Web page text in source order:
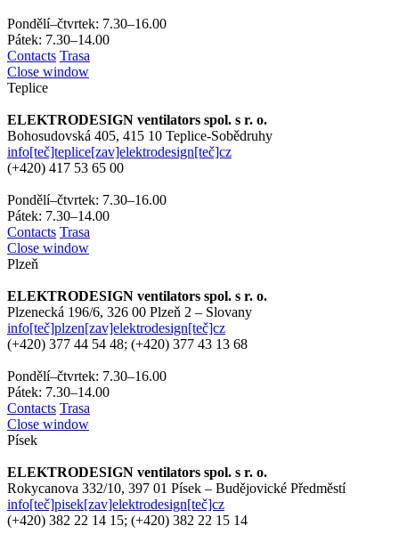
Pondělí–čtvrtek: 7.30–16.00
Pátek: 7.30–14.00
Contacts Trasa
Close window
Teplice
ELEKTRODESIGN ventilators spol. s r. o.
Bohosudovská 405, 415 10 Teplice-Sobědruhy
info[teč]teplice[zav]elektrodesign[teč]cz
(+420) 417 53 65 00
Pondělí–čtvrtek: 7.30–16.00
Pátek: 7.30–14.00
Contacts Trasa
Close window
Plzeň
ELEKTRODESIGN ventilators spol. s r. o.
Plzenecká 196/6, 326 00 Plzeň 2 – Slovany
info[teč]plzen[zav]elektrodesign[teč]cz
(+420) 377 44 54 48; (+420) 377 43 13 68
Pondělí–čtvrtek: 7.30–16.00
Pátek: 7.30–14.00
Contacts Trasa
Close window
Písek
ELEKTRODESIGN ventilators spol. s r. o.
Rokycanova 332/10, 397 01 Písek – Budějovické Předměstí
info[teč]pisek[zav]elektrodesign[teč]cz
(+420) 382 22 14 15; (+420) 382 22 15 14